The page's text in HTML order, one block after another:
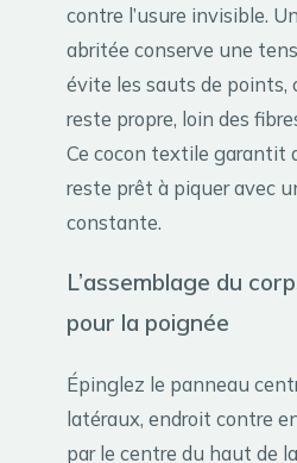
contre l’usure invisible.
abritée conserve une
évite les sauts de points,
reste propre, loin des
Ce cocon textile garantit
reste prêt à piquer avec
constante.
L’assemblage du
pour la poignée
Épinglez le panneau
latéraux, endroit contre
par le centre du haut de